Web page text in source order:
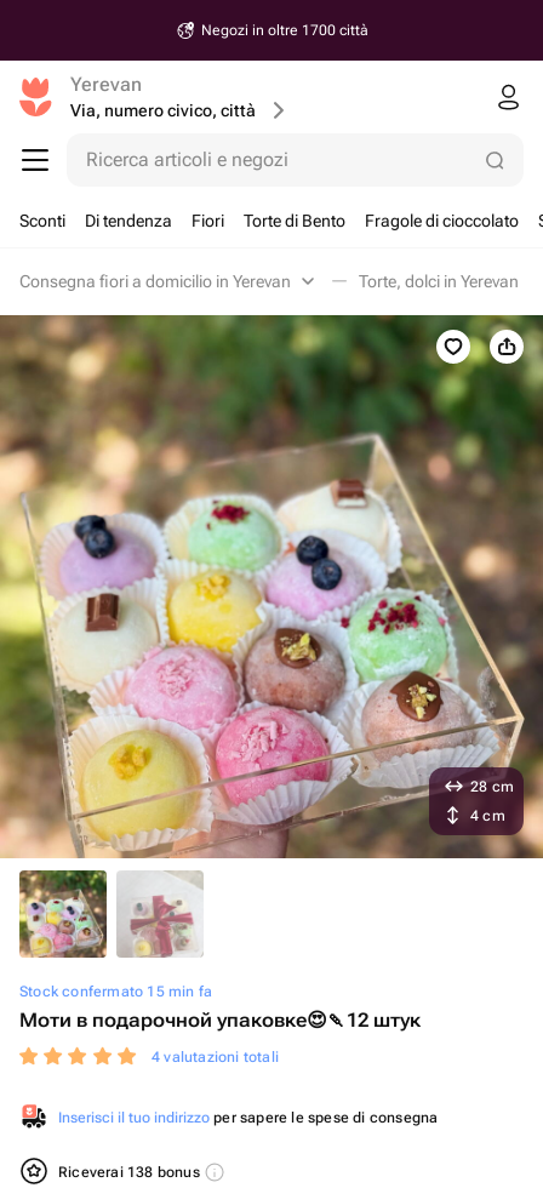
Negozi in oltre 1700 città
Yerevan
Via, numero civico, città
Ricerca articoli e negozi
Sconti Di tendenza Fiori Torte di Bento Fragole di cioccolato
Consegna fiori a domicilio in Yerevan Torte, dolci in Yerevan
Stock confermato 15 min fa
Моти в подарочной упаковке😍🍡12 штук
4 valutazioni totali
Inserisci il tuo indirizzo per sapere le spese di consegna
Riceverai 138 bonus
28 cm
4 cm